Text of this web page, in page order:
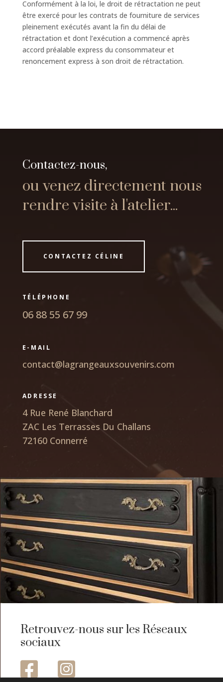
Conformément à la loi, le droit de rétractation ne peut
être exercé pour les contrats de fourniture de services
pleinement exécutés avant la fin du délai de
rétractation et dont l’exécution a commencé après
accord préalable express du consommateur et
renoncement express à son droit de rétractation.
Contactez-nous,
ou venez directement nous
rendre visite à l'atelier...
CONTACTEZ CÉLINE
TÉLÉPHONE
06 88 55 67 99
E-MAIL
contact@lagrangeauxsouvenirs.com
ADRESSE
4 Rue René Blanchard
ZAC Les Terrasses Du Challans
72160 Connerré
Retrouvez-nous sur les Réseaux
sociaux
 